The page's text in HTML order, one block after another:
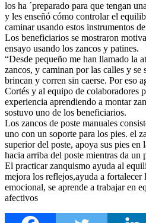
los ha ´preparado para que tengan
y les enseñó cómo controlar el
caminarusando estos instrumentos
Los beneficiarios se mostraron
ensayo usando los zancos y patines.
“Desde pequeño me han llamado la
zancos, y caminan por las calles y se
brincan y corren sin caerse. Por eso
Cortés y al equipo de colaboradores
experiencia aprendiendo a montar
sostuvo uno de los beneficiarios.
Los zancos de poste manuales
uno con un soporte para los pies. el
superior del poste, apoya sus pies en
hacia arriba del poste mientras da un
El practicar zanquismo ayuda al
mejora los reflejos,ayuda a fortalecer
emocional, se aprende a trabajar en
afectivos